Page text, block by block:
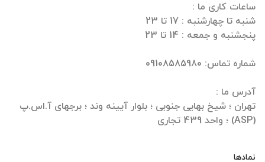
تهران ؛ شیخ بهایی جنوبی ؛ بلوار آیینه وند ؛ برجهای آ.اس.پ
(ASP) ؛ واحد 439 تجاری
نمادها